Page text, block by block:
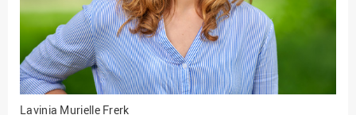
Finanzen
Forschung, Kooperation,
Drittmittel
Gebäude und Technik
Lavinia Murielle Frerk